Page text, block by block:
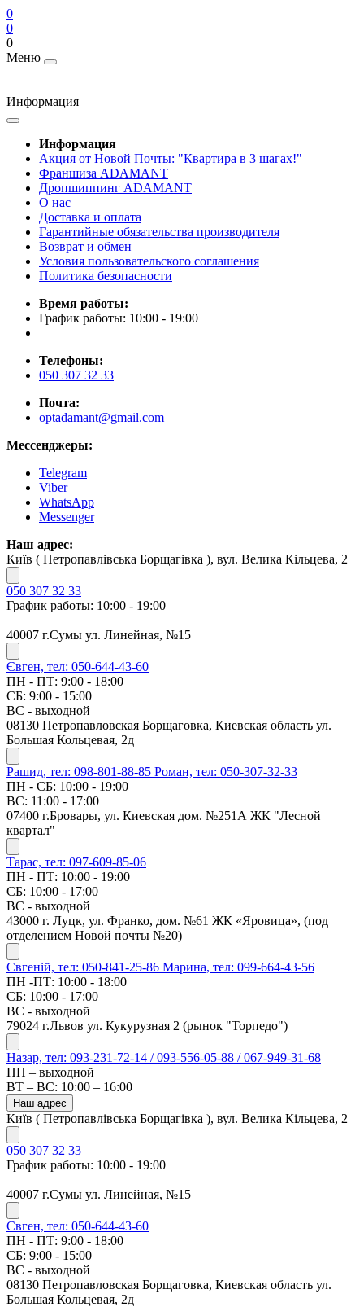
0
0
0
Меню
Информация
Информация
Акция от Новой Почты: "Квартира в 3 шагах!"
Франшиза ADAMANT
Дропшиппинг ADAMANT
О нас
Доставка и оплата
Гарантийные обязательства производителя
Возврат и обмен
Условия пользовательского соглашения
Политика безопасности
Время работы:
График работы: 10:00 - 19:00
Телефоны:
050 307 32 33
Почта:
optadamant@gmail.com
Мессенджеры:
Telegram
Viber
WhatsApp
Messenger
Наш адрес:
Київ ( Петропавлівська Борщагівка ), вул. Велика Кільцева, 2
050 307 32 33
График работы: 10:00 - 19:00
40007 г.Сумы ул. Линейная, №15
Євген, тел: 050-644-43-60
ПН - ПТ: 9:00 - 18:00
СБ: 9:00 - 15:00
ВС - выходной
08130 Петропавловская Борщаговка, Киевская область ул.
Большая Кольцевая, 2д
Рашид, тел: 098-801-88-85 Роман, тел: 050-307-32-33
ПН - СБ: 10:00 - 19:00
ВС: 11:00 - 17:00
07400 г.Бровары, ул. Киевская дом. №251А ЖК "Лесной
квартал"
Тарас, тел: 097-609-85-06
ПН - ПТ: 10:00 - 19:00
СБ: 10:00 - 17:00
ВС - выходной
43000 г. Луцк, ул. Франко, дом. №61 ЖК «Яровица», (под
отделением Новой почты №20)
Євгеній, тел: 050-841-25-86 Марина, тел: 099-664-43-56
ПН -ПТ: 10:00 - 18:00
СБ: 10:00 - 17:00
ВС - выходной
79024 г.Львов ул. Кукурузная 2 (рынок "Торпедо")
Назар, тел: 093-231-72-14 / 093-556-05-88 / 067-949-31-68
ПН – выходной
ВТ – ВС: 10:00 – 16:00
Наш адрес
Київ ( Петропавлівська Борщагівка ), вул. Велика Кільцева, 2
050 307 32 33
График работы: 10:00 - 19:00
40007 г.Сумы ул. Линейная, №15
Євген, тел: 050-644-43-60
ПН - ПТ: 9:00 - 18:00
СБ: 9:00 - 15:00
ВС - выходной
08130 Петропавловская Борщаговка, Киевская область ул.
Большая Кольцевая, 2д